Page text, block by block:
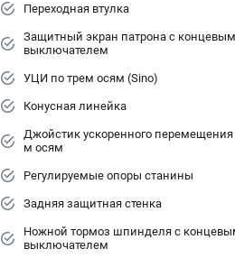
Переходная втулка
Защитный экран патрона с концевым
выключателем
УЦИ по трем осям (Sino)
Конусная линейка
Джойстик ускоренного перемещения
м осям
Регулируемые опоры станины
Задняя защитная стенка
Ножной тормоз шпинделя с
выключателем